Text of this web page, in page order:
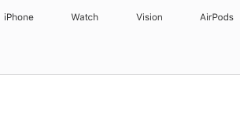
iPhone Watch Vision AirPods